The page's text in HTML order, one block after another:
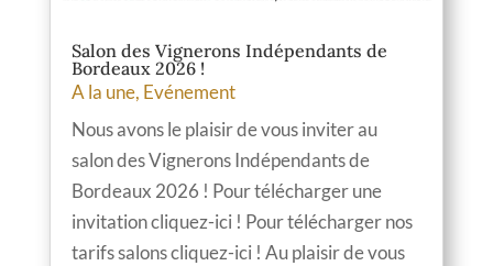
Salon des Vignerons Indépendants de
Bordeaux 2026 !
A la une, Evénement
Nous avons le plaisir de vous inviter au
salon des Vignerons Indépendants de
Bordeaux 2026 ! Pour télécharger une
invitation cliquez-ici ! Pour télécharger nos
tarifs salons cliquez-ici ! Au plaisir de vous